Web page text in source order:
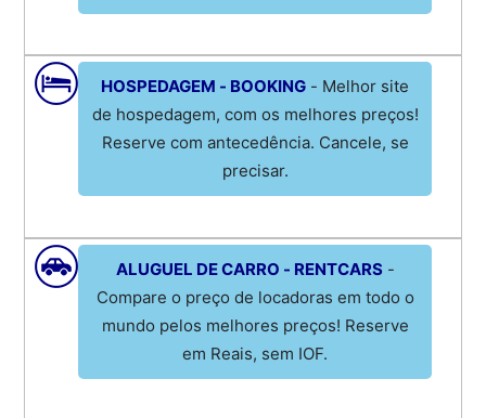
HOSPEDAGEM - BOOKING - Melhor site
de hospedagem, com os melhores preços!
Reserve com antecedência. Cancele, se
precisar.
ALUGUEL DE CARRO - RENTCARS-
Compare o preço de locadoras em todo o
mundo pelos melhores preços! Reserve
em Reais, sem IOF.